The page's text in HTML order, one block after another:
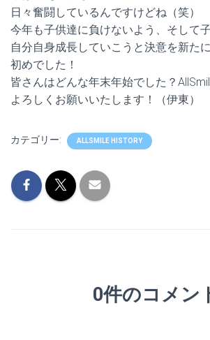
日々奮闘しているんですけどね（笑）
今年も子供達に負けないよう、そして
自分自身成長していこうと決意を新た
初めでした！
皆さんはどんな年末年始でした？
よろしくお願いいたします！（伊東）
カテゴリー: ALLSMILE HISTORY
0件のコメン